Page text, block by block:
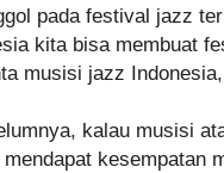
pada festival jazz
kita bisa membuat
musisi jazz
kalau musisi
kesempatan